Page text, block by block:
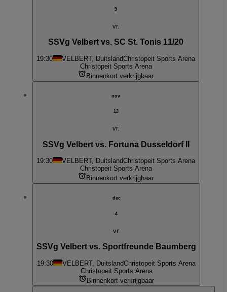
9
vr.
SSVg Velbert vs. SC St. Tonis 11/20
19:30 VELBERT, DuitslandChristopeit Sports Arena
Christopeit Sports Arena
Binnenkort verkrijgbaar
nov
13
vr.
SSVg Velbert vs. Fortuna Dusseldorf II
19:30 VELBERT, DuitslandChristopeit Sports Arena
Christopeit Sports Arena
Binnenkort verkrijgbaar
dec
4
vr.
SSVg Velbert vs. Sportfreunde Baumberg
19:30 VELBERT, DuitslandChristopeit Sports Arena
Christopeit Sports Arena
Binnenkort verkrijgbaar